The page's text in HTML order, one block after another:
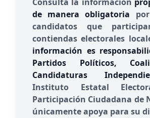
de manera obligatoria
candidatos que
contiendas electorales
información es
Partidos Políticos,
Candidaturas
Instituto Estatal
Participación Ciudadana de
únicamente apoya para su